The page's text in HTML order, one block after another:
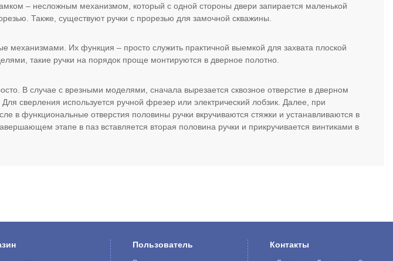
– несложным механизмом, который с одной стороны двери запирается маленькой
Также, существуют ручки с прорезью для замочной скважины.
механизмами. Их функция – просто служить практичной выемкой для захвата плоской
такие ручки на порядок проще монтируются в дверное полотно.
В случае с врезными моделями, сначала вырезается сквозное отверстие в дверном
сверления используется ручной фрезер или электрический лобзик. Далее, при
в функциональные отверстия половины ручки вкручиваются стяжки и устанавливаются в
этапе в паз вставляется вторая половина ручки и прикручивается винтиками в
Пользователь Контакты